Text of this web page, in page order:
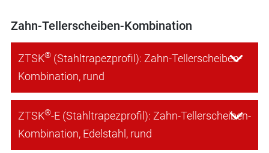
Zahn-Tellerscheiben-Kombination
ZTSK®(Stahltrapezprofil): Zahn-Tellerscheiben-
Kombination, rund
ZTSK®-E (Stahltrapezprofil): Zahn-Tellerscheiben-
Kombination, Edelstahl, rund